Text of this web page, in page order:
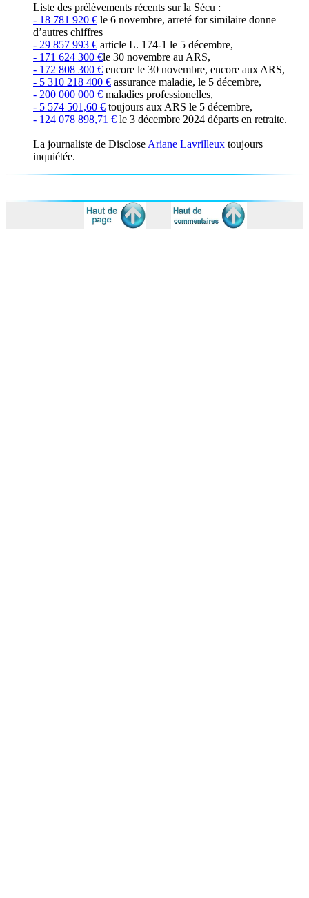
Liste des prélèvements récents sur la Sécu :
- 18 781 920 € le 6 novembre, arreté for similaire donne
d’autres chiffres
- 29 857 993 € article L. 174-1 le 5 décembre,
- 171 624 300 €le 30 novembre au ARS,
- 172 808 300 € encore le 30 novembre, encore aux ARS,
- 5 310 218 400 € assurance maladie, le 5 décembre,
- 200 000 000 € maladies professionelles,
- 5 574 501,60 € toujours aux ARS le 5 décembre,
- 124 078 898,71 € le 3 décembre 2024 départs en retraite.
La journaliste de Disclose Ariane Lavrilleux toujours
inquiétée.